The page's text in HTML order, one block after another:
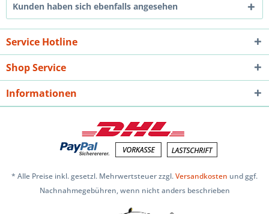
Kunden haben sich ebenfalls angesehen
Service Hotline
Shop Service
Informationen
* Alle Preise inkl. gesetzl. Mehrwertsteuer zzgl.Versandkosten und ggf.
Nachnahmegebühren, wenn nicht anders beschrieben